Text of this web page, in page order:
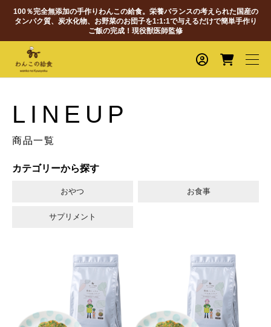
100％完全無添加の手作りわんこの給食。栄養バランスの考えられた国産の
タンパク質、炭水化物、お野菜のお団子を1:1:1で与えるだけで簡単手作り
ご飯の完成！現役獣医師監修
LINEUP
商品一覧
カテゴリーから探す
おやつ お食事
サプリメント